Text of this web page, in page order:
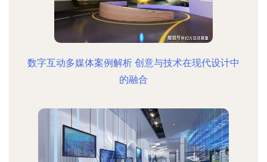
数字互动多媒体案例解析 创意与技术在现代设计中
的融合